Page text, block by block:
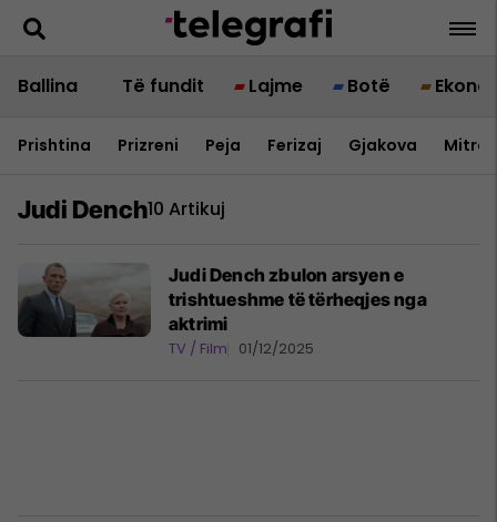
Ballina Të fundit Lajme Botë
Prishtina Prizreni Peja Ferizaj Gjakova
Judi Dench10 Artikuj
Judi Dench zbulon arsyen e
trishtueshme të tërheqjes nga
aktrimi
TV / Film 01/12/2025